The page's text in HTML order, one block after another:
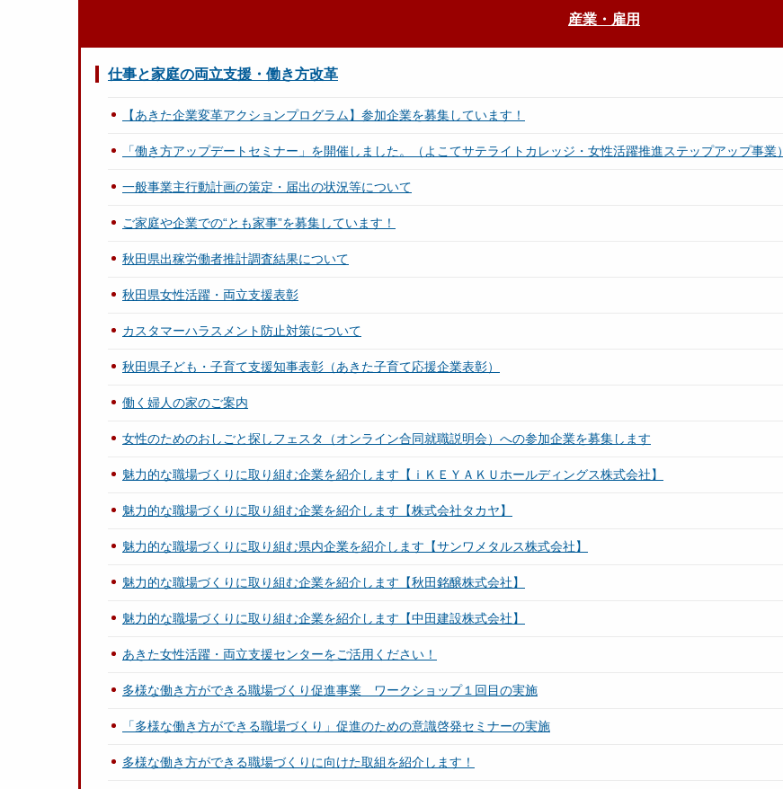
産業・雇用
仕事と家庭の両立支援・働き方改革
【あきた企業変革アクションプログラム】参加企業を募集しています！
「働き方アップデートセミナー」を開催しました。（よこてサテライトカレッジ・女性活躍推進ステップアップ事業）
一般事業主行動計画の策定・届出の状況等について
ご家庭や企業での“とも家事”を募集しています！
秋田県出稼労働者推計調査結果について
秋田県女性活躍・両立支援表彰
カスタマーハラスメント防止対策について
秋田県子ども・子育て支援知事表彰（あきた子育て応援企業表彰）
働く婦人の家のご案内
女性のためのおしごと探しフェスタ（オンライン合同就職説明会）への参加企業を募集します
魅力的な職場づくりに取り組む企業を紹介します【ｉＫＥＹＡＫＵホールディングス株式会社】
魅力的な職場づくりに取り組む企業を紹介します【株式会社タカヤ】
魅力的な職場づくりに取り組む県内企業を紹介します【サンワメタルス株式会社】
魅力的な職場づくりに取り組む企業を紹介します【秋田銘醸株式会社】
魅力的な職場づくりに取り組む企業を紹介します【中田建設株式会社】
あきた女性活躍・両立支援センターをご活用ください！
多様な働き方ができる職場づくり促進事業 ワークショップ１回目の実施
「多様な働き方ができる職場づくり」促進のための意識啓発セミナーの実施
多様な働き方ができる職場づくりに向けた取組を紹介します！